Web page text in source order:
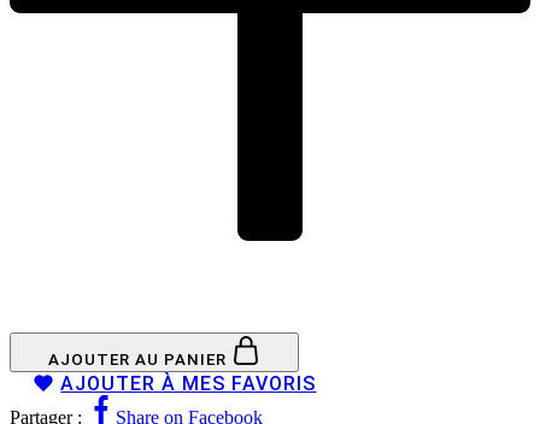
AJOUTER AU PANIER
AJOUTER À MES FAVORIS
Partager : Share on Facebook